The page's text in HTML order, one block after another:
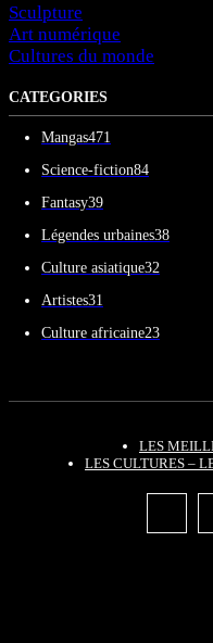
Sculpture
Art numérique
Cultures du monde
CATEGORIES
Mangas471
Science-fiction84
Fantasy39
Légendes urbaines38
Culture asiatique32
Artistes31
Culture africaine23
LES
LES CULTURES –